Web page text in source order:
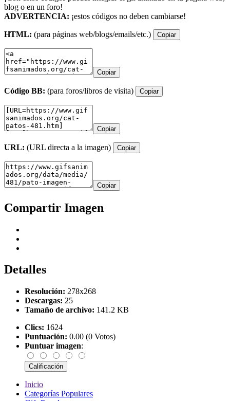
blog o en un foro!
ADVERTENCIA: ¡estos códigos no deben cambiarse!
HTML: (para páginas web/blogs/emails/etc.) Copiar
Copiar
Código BB: (para foros/libros de visita) Copiar
Copiar
URL: (URL directa a la imagen) Copiar
Copiar
Compartir Imagen
Detalles
Resolución: 278x268
Descargas: 25
Tamaño de archivo: 141.2 KB
Clics: 1624
Puntuación: 0.00 (0 Votos)
Puntuar imagen:
Inicio
Categorías Populares